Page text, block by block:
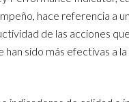
hace referencia a
de las acciones
sido más efectivas a